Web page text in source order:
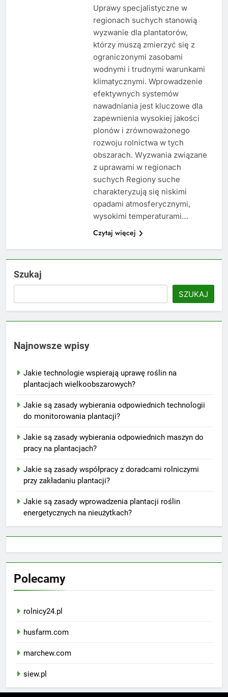
Uprawy specjalistyczne w
regionach suchych stanowią
wyzwanie dla plantatorów,
którzy muszą zmierzyć się z
ograniczonymi zasobami
wodnymi i trudnymi warunkami
klimatycznymi. Wprowadzenie
efektywnych systemów
nawadniania jest kluczowe dla
zapewnienia wysokiej jakości
plonów i zrównoważonego
rozwoju rolnictwa w tych
obszarach. Wyzwania związane
z uprawami w regionach
suchych Regiony suche
charakteryzują się niskimi
opadami atmosferycznymi,
wysokimi temperaturami…
Czytaj więcej
Szukaj
SZUKAJ
Najnowsze wpisy
Jakie technologie wspierają uprawę roślin na
plantacjach wielkoobszarowych?
Jakie są zasady wybierania odpowiednich technologii
do monitorowania plantacji?
Jakie są zasady wybierania odpowiednich maszyn do
pracy na plantacjach?
Jakie są zasady współpracy z doradcami rolniczymi
przy zakładaniu plantacji?
Jakie są zasady wprowadzenia plantacji roślin
energetycznych na nieużytkach?
Polecamy
rolnicy24.pl
husfarm.com
marchew.com
siew.pl